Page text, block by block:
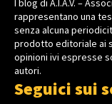
I blog di A.I.A.V. –
rappresentano una
senza alcuna
prodotto editoriale ai
opinioni ivi espresse
autori.
Seguici sui